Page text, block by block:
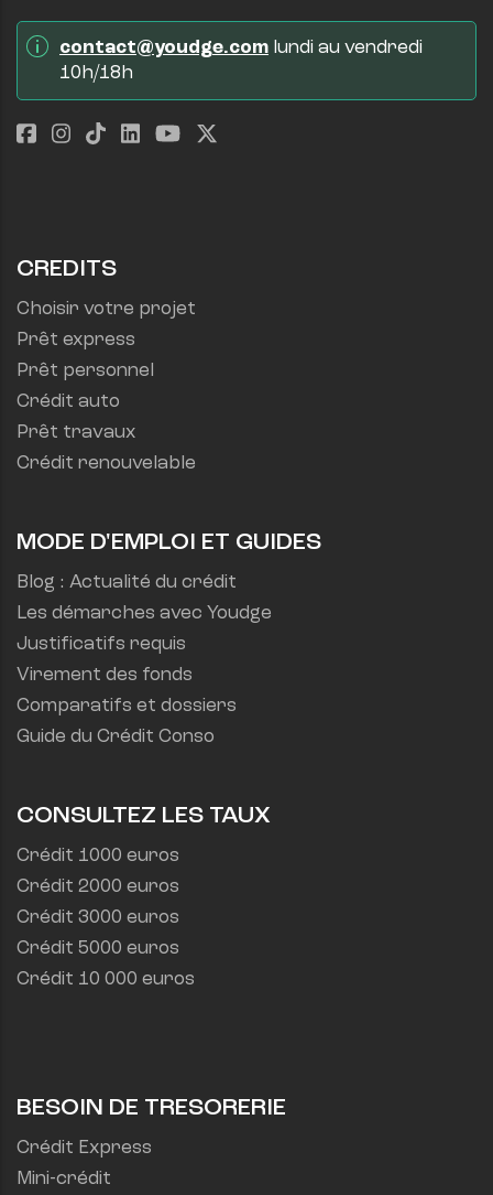
contact@youdge.com lundi au vendredi
10h/18h
CREDITS
Choisir votre projet
Prêt express
Prêt personnel
Crédit auto
Prêt travaux
Crédit renouvelable
MODE D'EMPLOI ET GUIDES
Blog : Actualité du crédit
Les démarches avec Youdge
Justificatifs requis
Virement des fonds
Comparatifs et dossiers
Guide du Crédit Conso
CONSULTEZ LES TAUX
Crédit 1000 euros
Crédit 2000 euros
Crédit 3000 euros
Crédit 5000 euros
Crédit 10 000 euros
BESOIN DE TRESORERIE
Crédit Express
Mini-crédit